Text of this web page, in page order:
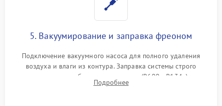
5. Вакуумирование и заправка фреоном
Подключение вакуумного насоса для полного удаления
воздуха и влаги из контура. Заправка системы строго
дозированным объемом хладагента (R600a, R134a) по
электронным весам. Контроль рабочего давления в системе.
Подробнее